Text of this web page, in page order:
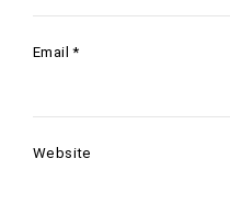
Email*
Website